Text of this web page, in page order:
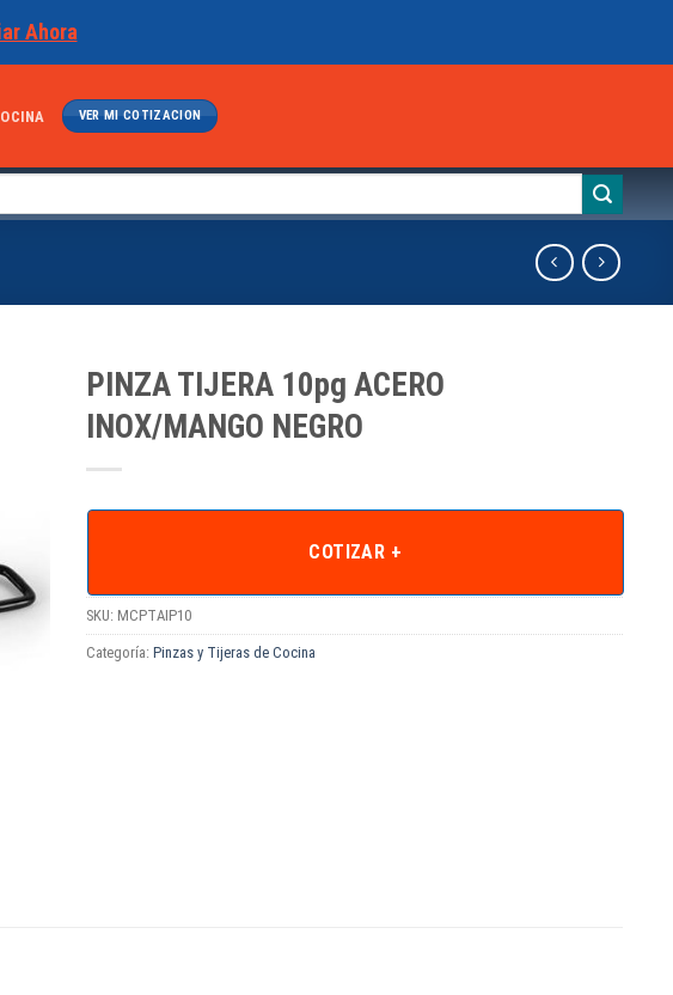
Ahora
VER MI COTIZACION
PINZA TIJERA 10pg ACERO
INOX/MANGO NEGRO
COTIZAR +
SKU: MCPTAIP10
Categoría: Pinzas y Tijeras de Cocina